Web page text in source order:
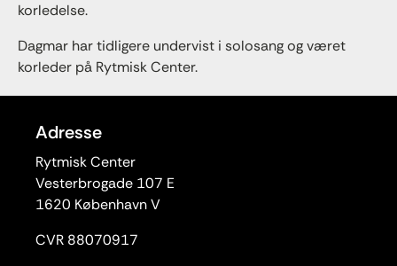
korledelse.
Dagmar har tidligere undervist i solosang og været
korleder på Rytmisk Center.
Adresse
Rytmisk Center
Vesterbrogade 107 E
1620 København V
CVR 88070917